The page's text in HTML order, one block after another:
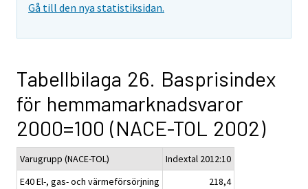
Gå till den nya statistiksidan.
Tabellbilaga 26. Basprisindex
för hemmamarknadsvaror
2000=100 (NACE-TOL 2002)
Varugrupp (NACE-TOL)
Indextal 2012:10
E40 El-, gas- och värmeförsörjning
218,4